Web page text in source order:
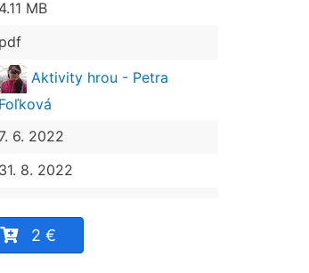
4.11 MB
pdf
Aktivity hrou - Petra
Foľková
6. 2022
31. 8. 2022
2 €